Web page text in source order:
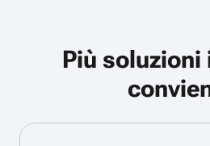
Più soluzioni